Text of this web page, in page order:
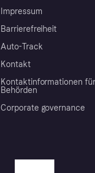
Impressum
Barrierefreiheit
Auto-Track
Kontakt
Kontaktinformationen für
Behörden
Corporate governance